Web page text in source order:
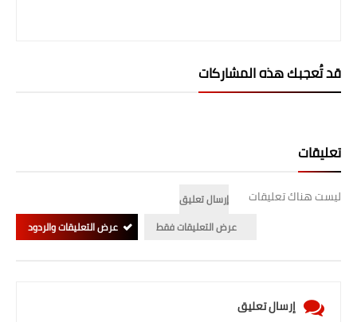
المرحلة الاعدادية
قد تُعجبك هذه المشاركات
تعليقات
ليست هناك تعليقات
إرسال تعليق
عرض التعليقات فقط
عرض التعليقات والردود
إرسال تعليق